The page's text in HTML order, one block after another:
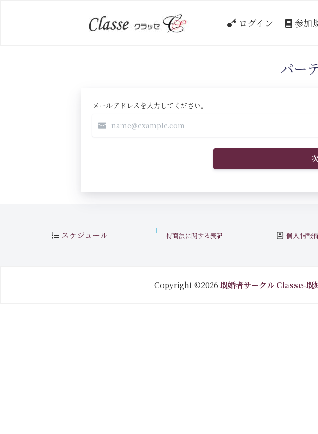
ログイン 参加
パー
メールアドレスを入力してください。
スケジュール 特商法に関する表記 個人情報
Copyright ©2026 既婚者サークル Classe-既